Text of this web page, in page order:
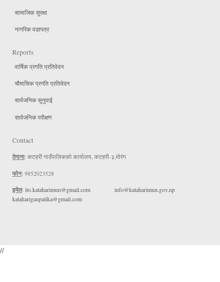
सामाजिक सुरक्षा
नागरिक वडापत्र
Reports
वार्षिक प्रगति प्रतिवेदन
चौमासिक प्रगति प्रतिवेदन
सार्वजनिक सुनुवाई
सार्वजनिक परीक्षण
Contact
ठेगाना: कटहरी गाउँपालिकको कार्यालय, कटहरी-३,मोरंग
फोन: 9852023528
इमेल: ito.kataharimun@gmail.com
info@kataharimun.gov.np
kataharigaupalika@gmail.com
//